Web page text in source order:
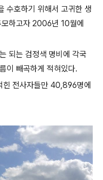
수호하기 위해서 고귀한 생
하고자 2006년 10월에
되는 검정색 명비에 각국
이 빼곡하게 적혀있다.
힌 전사자들만 40,896명에